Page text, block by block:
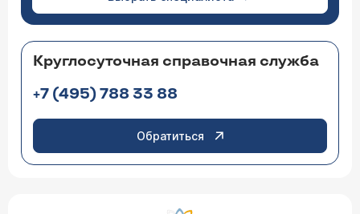
Круглосуточная справочная служба
+7 (495) 788 33 88
Обратиться